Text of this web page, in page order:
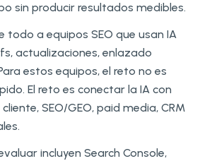
sin producir resultados medibles.
todo a equipos SEO que usan IA
actualizaciones, enlazado
estos equipos, el reto no es
El reto es conectar la IA con
SEO/GEO, paid media, CRM
incluyen Search Console,